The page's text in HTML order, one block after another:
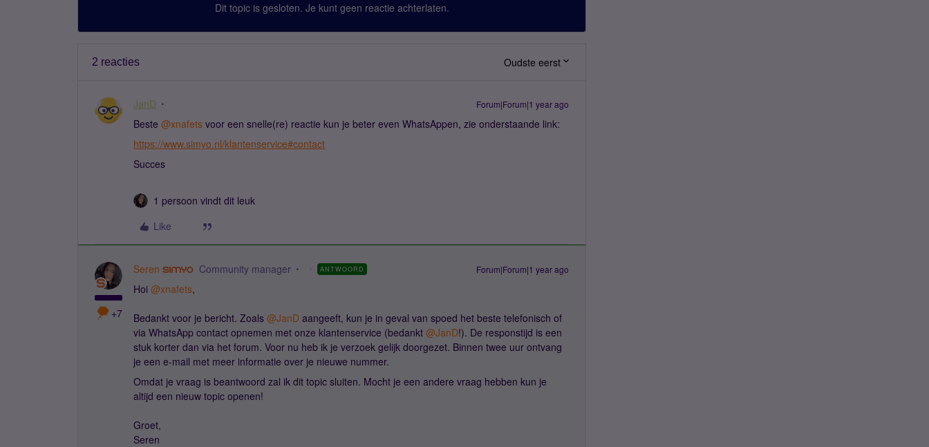
Dit topic is gesloten. Je kunt geen reactie achterlaten.
2 reacties Oudste eerst
JanD Forum|Forum|1 year ago
Beste ​ @xnafets voor een snelle(re) reactie kun je beter even WhatsAppen, zie onderstaande link:
https://www.simyo.nl/klantenservice#contact
Succes
1 persoon vindt dit leuk
Like
+7
Seren Community manager ANTWOORD Forum|Forum|1 year ago
Hoi ​ @xnafets,
Bedankt voor je bericht. Zoals ​ @JanD aangeeft, kun je in geval van spoed het beste telefonisch of
via WhatsApp contact opnemen met onze klantenservice (bedankt ​ @JanD!). De responstijd is een
stuk korter dan via het forum. Voor nu heb ik je verzoek gelijk doorgezet. Binnen twee uur ontvang
je een e-mail met meer informatie over je nieuwe nummer.
Omdat je vraag is beantwoord zal ik dit topic sluiten. Mocht je een andere vraag hebben ​kun je
altijd een nieuw topic openen!
Groet,
Seren